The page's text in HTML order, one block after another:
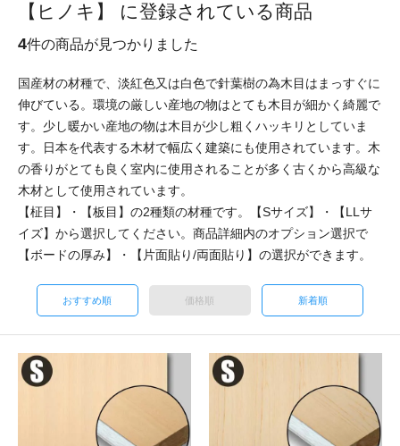
【ヒノキ】 に登録されている商品
4件の商品が見つかりました
国産材の材種で、淡紅色又は白色で針葉樹の為木目はまっすぐに
伸びている。環境の厳しい産地の物はとても木目が細かく綺麗で
す。少し暖かい産地の物は木目が少し粗くハッキリとしていま
す。日本を代表する木材で幅広く建築にも使用されています。木
の香りがとても良く室内に使用されることが多く古くから高級な
木材として使用されています。
【柾目】・【板目】の2種類の材種です。【Sサイズ】・【LLサ
イズ】から選択してください。商品詳細内のオプション選択で
【ボードの厚み】・【片面貼り/両面貼り】の選択ができます。
おすすめ順 価格順 新着順